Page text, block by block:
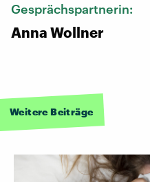
Gesprächspartnerin:
Anna Wollner
Weitere Beiträge